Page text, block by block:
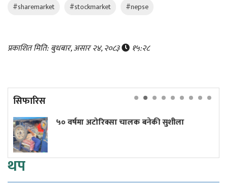
#sharemarket #stockmarket #nepse
प्रकाशित मिति: बुधबार, असार २४, २०८३ १५:२८
सिफारिस
अटोरिक्सा चालक बनेकी सुशीला
थप